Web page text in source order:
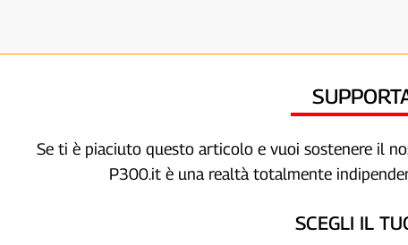
Se ti è piaciuto questo articolo e vuoi sostenere il
P300.it è una realtà totalmente
SCEGLI IL